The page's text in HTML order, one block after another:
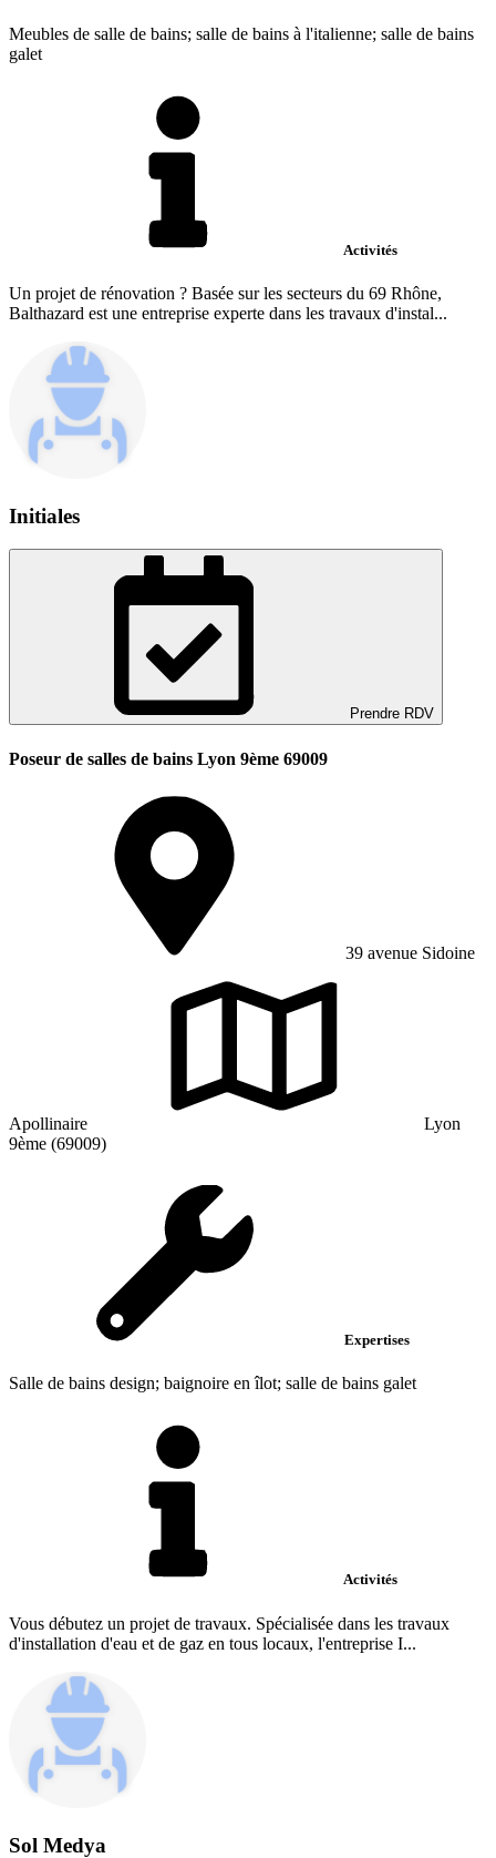
Meubles de salle de bains; salle de bains à l'italienne; salle de bains
galet
Activités
Un projet de rénovation ? Basée sur les secteurs du 69 Rhône,
Balthazard est une entreprise experte dans les travaux d'instal...
Initiales
Prendre RDV
Poseur de salles de bains Lyon 9ème 69009
39 avenue Sidoine
Apollinaire
Lyon
9ème (69009)
Expertises
Salle de bains design; baignoire en îlot; salle de bains galet
Activités
Vous débutez un projet de travaux. Spécialisée dans les travaux
d'installation d'eau et de gaz en tous locaux, l'entreprise I...
Sol Medya